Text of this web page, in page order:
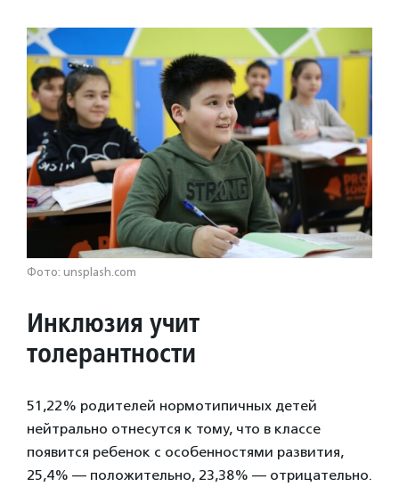
Фото: unsplash.com
Инклюзия учит
толерантности
51,22% родителей нормотипичных детей
нейтрально отнесутся к тому, что в классе
появится ребенок с особенностями развития,
25,4% — положительно, 23,38% — отрицательно.